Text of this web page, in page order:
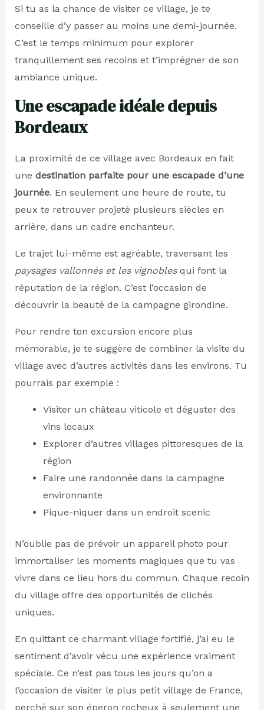
Si tu as la chance de visiter ce village, je te
conseille d’y passer au moins une demi-journée.
C’est le temps minimum pour explorer
tranquillement ses recoins et t’imprégner de son
ambiance unique.
Une escapade idéale depuis
Bordeaux
La proximité de ce village avec Bordeaux en fait
une destination parfaite pour une escapade d’une
journée. En seulement une heure de route, tu
peux te retrouver projeté plusieurs siècles en
arrière, dans un cadre enchanteur.
Le trajet lui-même est agréable, traversant les
paysages vallonnés et les vignoblesqui font la
réputation de la région. C’est l’occasion de
découvrir la beauté de la campagne girondine.
Pour rendre ton excursion encore plus
mémorable, je te suggère de combiner la visite du
village avec d’autres activités dans les environs. Tu
pourrais par exemple :
Visiter un château viticole et déguster des
vins locaux
Explorer d’autres villages pittoresques de la
région
Faire une randonnée dans la campagne
environnante
Pique-niquer dans un endroit scenic
N’oublie pas de prévoir un appareil photo pour
immortaliser les moments magiques que tu vas
vivre dans ce lieu hors du commun. Chaque recoin
du village offre des opportunités de clichés
uniques.
En quittant ce charmant village fortifié, j’ai eu le
sentiment d’avoir vécu une expérience vraiment
spéciale. Ce n’est pas tous les jours qu’on a
l’occasion de visiter le plus petit village de France,
perché sur son éperon rocheux à seulement une